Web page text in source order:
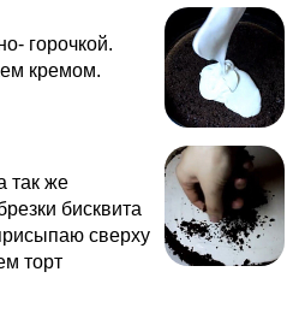
горочкой.
кремом.
так же
бисквита
сверху
торт